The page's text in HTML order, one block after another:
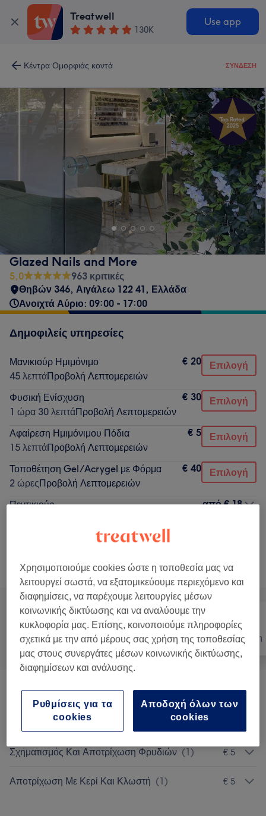
Treatwell
130K
Use app
Κέντρα Ομορφιάς κοντά ΣΎΝΔΕΣΗ
Glazed Nails and More
5,0
963 κριτικές
Θηβών 346, Αιγάλεω 122 41, Ελλάδα
Ανοιχτά Αύριο: 09:00 - 17:00
Δημοφιλείς υπηρεσίες
Μανικιούρ Ημιμόνιμο
45 λεπτάΠροβολή Λεπτομερειών
€ 20 Επιλογή
Φυσική Ενίσχυση
1 ώρα 30 λεπτάΠροβολή Λεπτομερειών
€ 30 Επιλογή
Αφαίρεση Ημιμόνιμου Πόδια
15 λεπτάΠροβολή Λεπτομερειών
€ 5 Επιλογή
Τοποθέτηση Gel/Acrygel με Φόρμα
2 ώρεςΠροβολή Λεπτομερειών
€ 40 Επιλογή
Πεντικιούρ
Προβολή Λεπτομερειών
από € 18
Αναζήτηση υπηρεσιών
Όλα Νύχια Αποτρίχωση
Μανικιούρ Και Θεραπείες Χεριών (14) από € 3
Πεντικιούρ Και Θεραπείες Ποδιών
Σχηματισμός Και Αποτρίχωση Φρυδιών (1) € 5
Αποτρίχωση Με Κερί Και Κλωστή (1) € 5
Χρησιμοποιούμε cookies ώστε η τοποθεσία μας να
λειτουργεί σωστά, να εξατομικεύουμε περιεχόμενο και
διαφημίσεις, να παρέχουμε λειτουργίες μέσων
κοινωνικής δικτύωσης και να αναλύουμε την
κυκλοφορία μας. Επίσης, κοινοποιούμε πληροφορίες
σχετικά με την από μέρους σας χρήση της τοποθεσίας
μας στους συνεργάτες μέσων κοινωνικής δικτύωσης,
διαφημίσεων και ανάλυσης.
Αποδοχή όλων των
cookies
Ρυθμίσεις για τα
cookies